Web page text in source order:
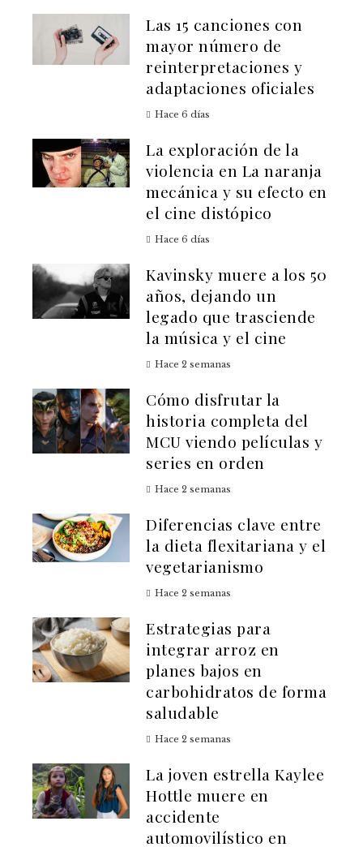
Las 15 canciones con
mayor número de
reinterpretaciones y
adaptaciones oficiales
Hace 6 días
La exploración de la
violencia en La naranja
mecánica y su efecto en
el cine distópico
Hace 6 días
Kavinsky muere a los 50
años, dejando un
legado que trasciende
la música y el cine
Hace 2 semanas
Cómo disfrutar la
historia completa del
MCU viendo películas y
series en orden
Hace 2 semanas
Diferencias clave entre
la dieta flexitariana y el
vegetarianismo
Hace 2 semanas
Estrategias para
integrar arroz en
planes bajos en
carbohidratos de forma
saludable
Hace 2 semanas
La joven estrella Kaylee
Hottle muere en
accidente
automovilístico en